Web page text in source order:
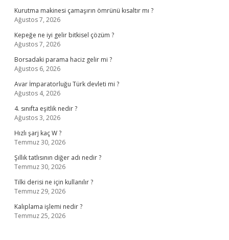
Kurutma makinesi çamaşırın ömrünü kısaltır mı ?
Ağustos 7, 2026
Kepeğe ne iyi gelir bitkisel çözüm ?
Ağustos 7, 2026
Borsadaki parama haciz gelir mi ?
Ağustos 6, 2026
Avar İmparatorluğu Türk devleti mi ?
Ağustos 4, 2026
4. sınıfta eşitlik nedir ?
Ağustos 3, 2026
Hızlı şarj kaç W ?
Temmuz 30, 2026
Şıllık tatlısının diğer adı nedir ?
Temmuz 30, 2026
Tilki derisi ne için kullanılır ?
Temmuz 29, 2026
Kalıplama işlemi nedir ?
Temmuz 25, 2026